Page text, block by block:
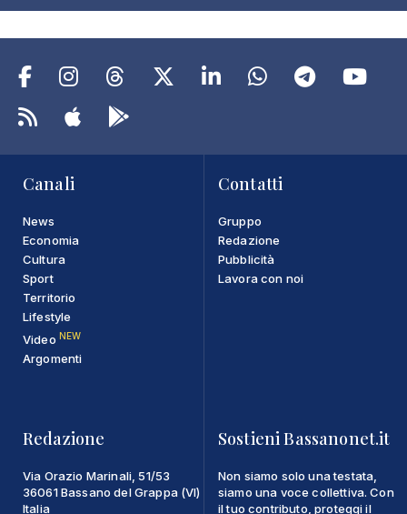
Canali
News
Economia
Cultura
Sport
Territorio
Lifestyle
Video NEW
Argomenti
Contatti
Gruppo
Redazione
Pubblicità
Lavora con noi
Redazione
Via Orazio Marinali, 51/53
36061 Bassano del Grappa (VI)
Italia
Sostieni Bassanonet.it
Non siamo solo una testata,
siamo una voce collettiva. Con
il tuo contributo, proteggi il